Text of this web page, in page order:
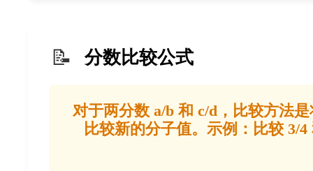
📝 分数比较公式
对于两分数 a/b 和 c/d，比较方法
比较新的分子值。示例：比较 3/